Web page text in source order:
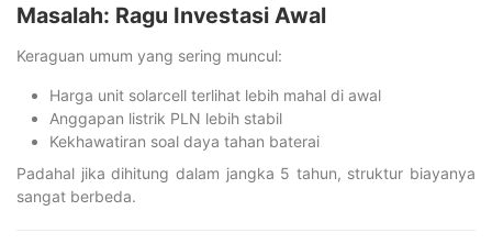
Masalah: Ragu Investasi Awal
Keraguan umum yang sering muncul:
Harga unit solarcell terlihat lebih mahal di awal
Anggapan listrik PLN lebih stabil
Kekhawatiran soal daya tahan baterai
Padahal jika dihitung dalam jangka 5 tahun, struktur biayanya
sangat berbeda.